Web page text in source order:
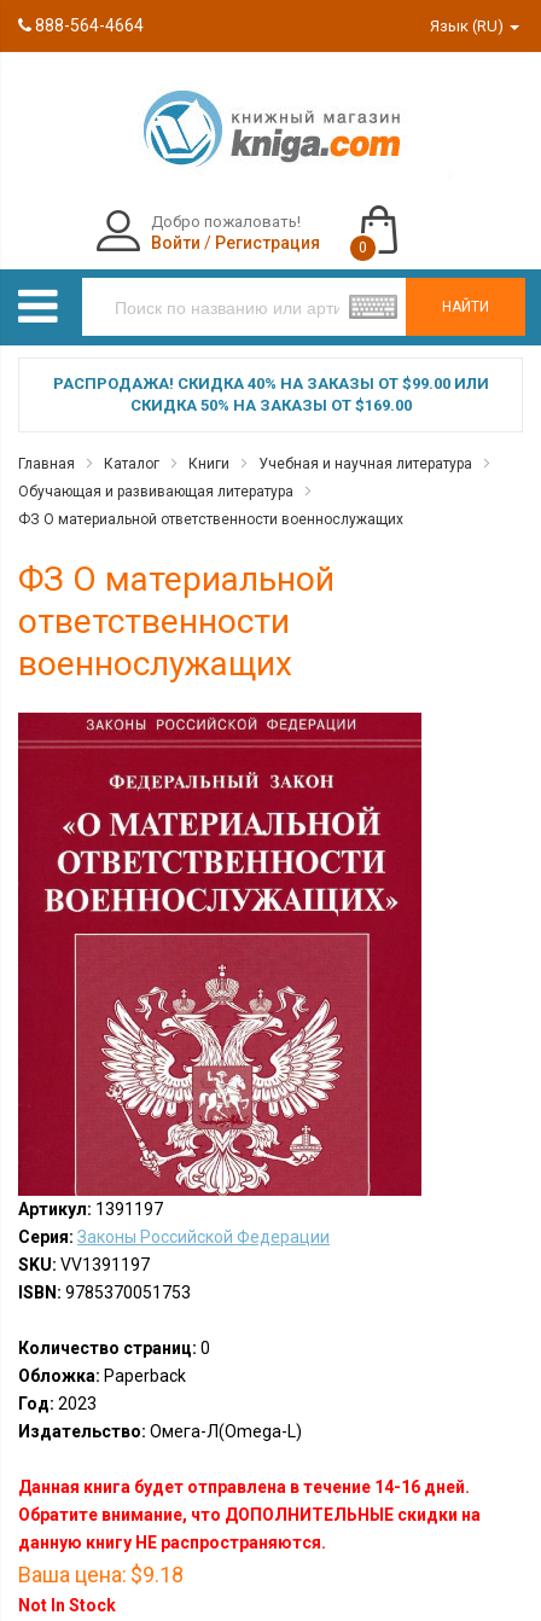
888-564-4664 Язык (RU)
НАЙТИ
Добро пожаловать!
Войти / Регистрация 0
РАСПРОДАЖА! СКИДКА 40% НА ЗАКАЗЫ ОТ $99.00 ИЛИ
СКИДКА 50% НА ЗАКАЗЫ ОТ $169.00
Главная Каталог Книги
Учебная и научная литература
Обучающая и развивающая литература
ФЗ О материальной ответственности военнослужащих
ФЗ О материальной
ответственности
военнослужащих
Артикул: 1391197
Серия: Законы Российской Федерации
SKU: VV1391197
ISBN: 9785370051753
Количество страниц: 0
Обложка: Paperback
Год: 2023
Издательство: Омега-Л(Omega-L)
Данная книга будет отправлена в течение 14-16 дней.
Обратите внимание, что ДОПОЛНИТЕЛЬНЫЕ скидки на
данную книгу НЕ распространяются.
Ваша цена: $9.18
Not In Stock